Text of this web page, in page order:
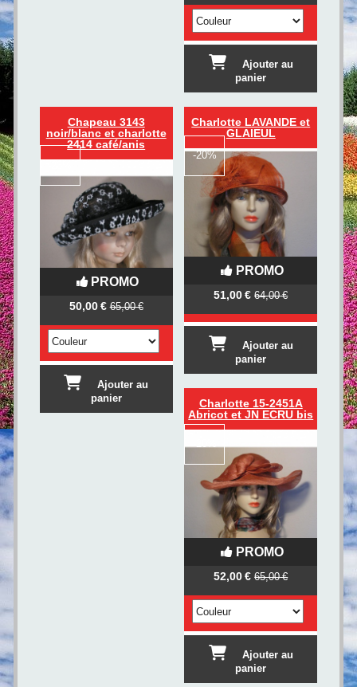
Ajouter au
panier
Chapeau 3143
noir/blanc et charlotte
2414 café/anis
PROMO
50,00€ 65,00€
Ajouter au
panier
Charlotte LAVANDE et
GLAIEUL
PROMO
-20%
51,00€ 64,00€
Ajouter au
panier
Charlotte 15-2451A
Abricot et JN ECRU bis
PROMO
-20%
52,00€ 65,00€
Ajouter au
panier